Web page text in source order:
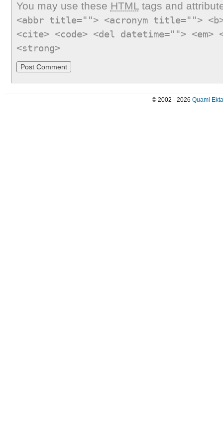
You may use these HTMLtags and
<abbr title=""> <acronym title="">
<cite> <code> <del datetime="">
<strong>
© 2002 - 2026 Quami